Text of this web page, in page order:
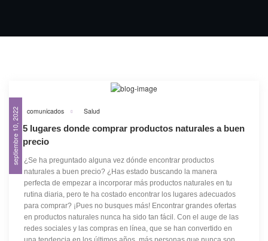
septiembre 10, 2022 comunicados Salud
5 lugares donde comprar productos naturales a buen
precio
¿Se ha preguntado alguna vez dónde encontrar productos
naturales a buen precio? ¿Has estado buscando la manera
perfecta de empezar a incorporar más productos naturales en tu
rutina diaria, pero te ha costado encontrar los lugares adecuados
para comprar? ¡Pues no busques más! Encontrar grandes ofertas
en productos naturales nunca ha sido tan fácil. Con el auge de las
redes sociales y las compras en línea, que se han convertido en